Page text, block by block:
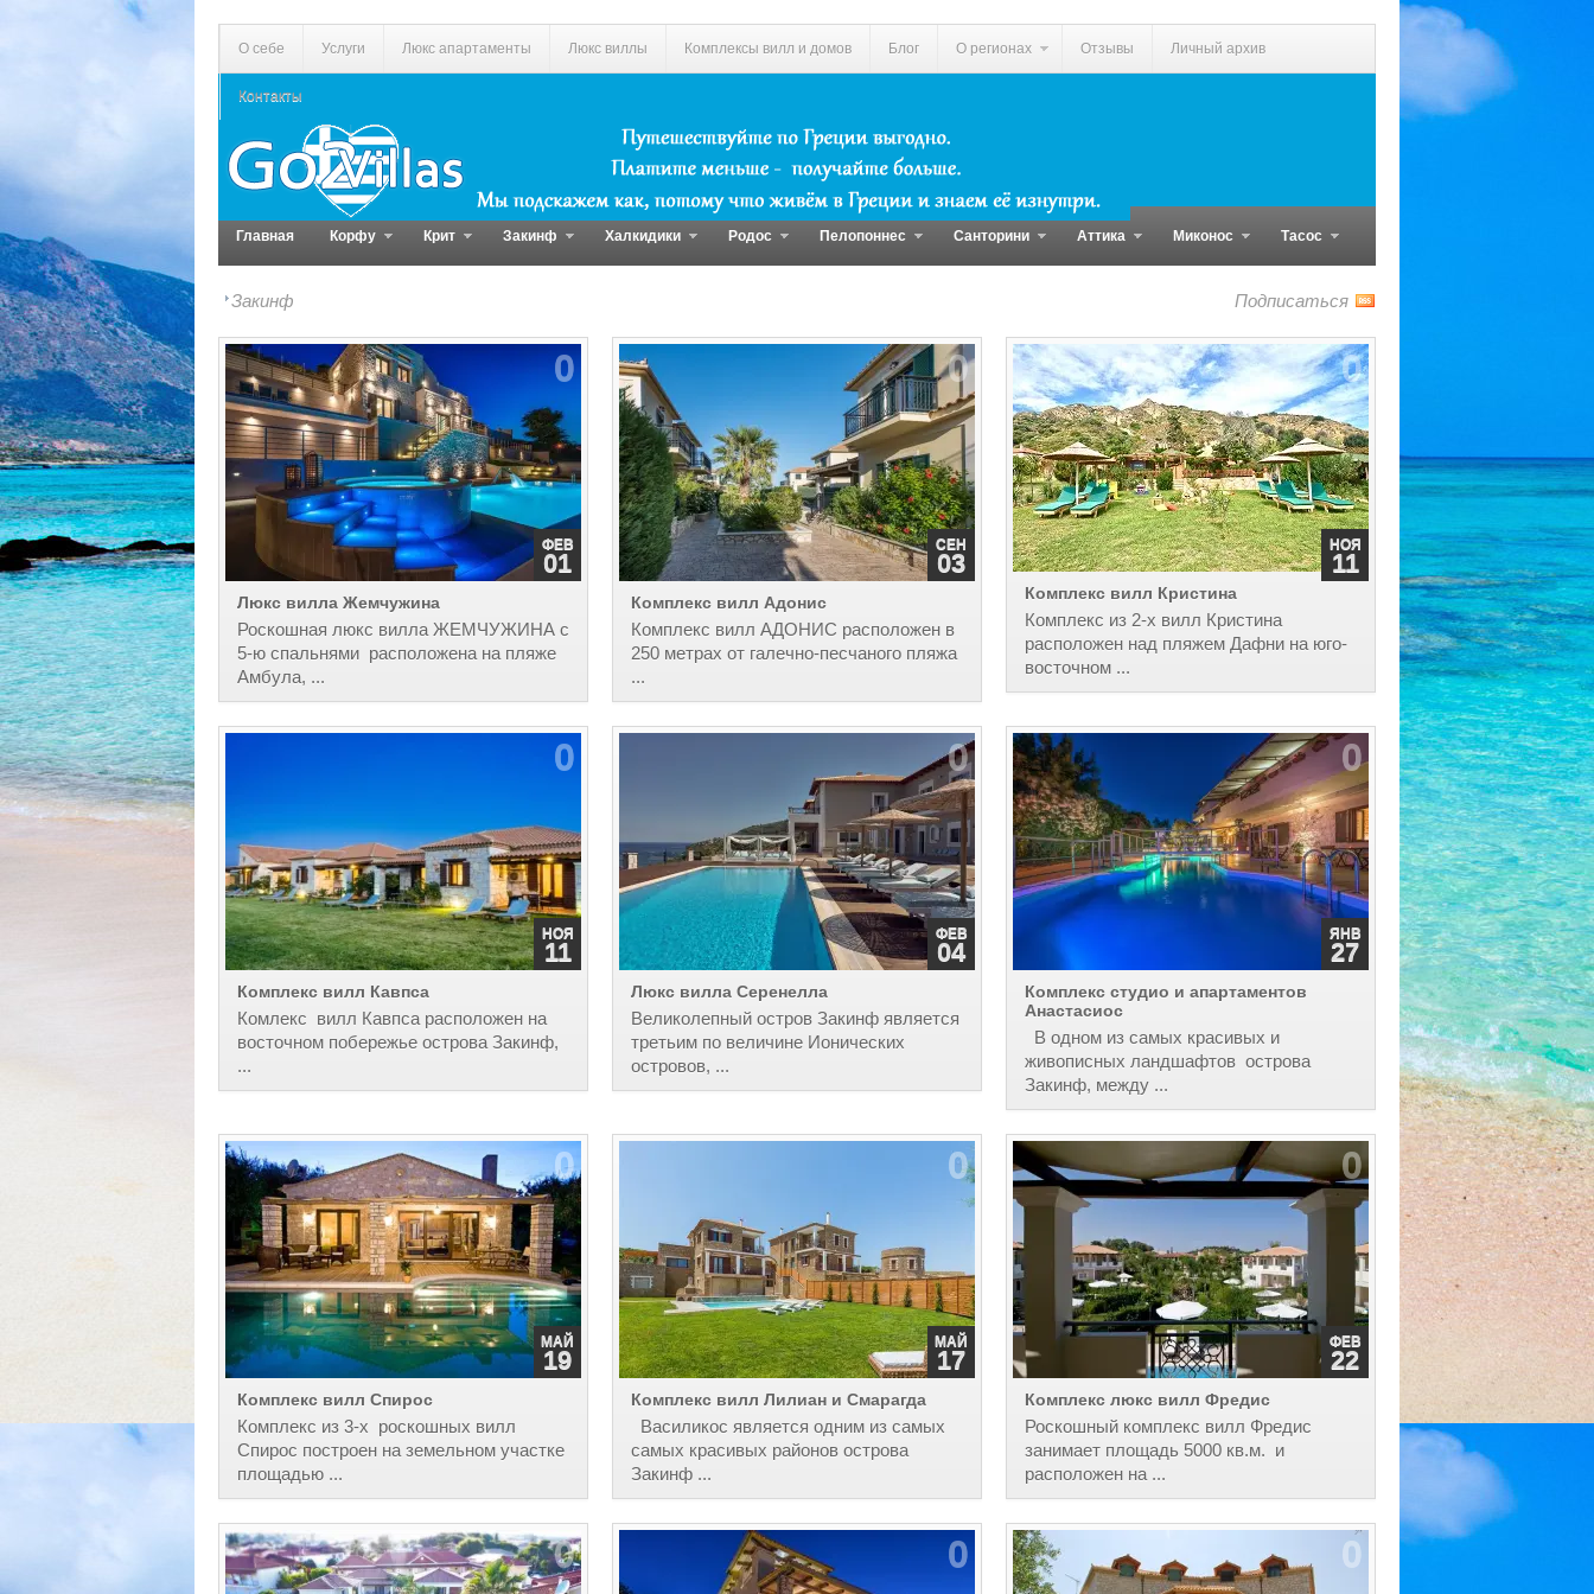
О себе Услуги Люкс апартаменты Люкс виллы Комплексы вилл и домов Блог О регионах Отзывы Личный архив
Контакты
Главная Корфу Крит Закинф Халкидики Родос Пелопоннес Санторини Аттика Миконос Тасос
Закинф Подписаться
0
ФЕВ
01
Люкс вилла Жемчужина
Роскошная люкс вилла ЖЕМЧУЖИНА с
5-ю спальнями расположена на пляже
Амбула, ...
0
СЕН
03
Комплекс вилл Адонис
Комплекс вилл АДОНИС расположен в
250 метрах от галечно-песчаного пляжа
...
0
НОЯ
11
Комплекс вилл Кристина
Комплекс из 2-х вилл Кристина
расположен над пляжем Дафни на юго-
восточном ...
0
НОЯ
11
Комплекс вилл Кавпса
Комлекс вилл Кавпса расположен на
восточном побережье острова Закинф,
...
0
ФЕВ
04
Люкс вилла Серенелла
Великолепный остров Закинф является
третьим по величине Ионических
островов, ...
0
ЯНВ
27
Комплекс студио и апартаментов
Анастасиос
В одном из самых красивых и
живописных ландшафтов острова
Закинф, между ...
0
МАЙ
19
Комплекс вилл Спирос
Комплекс из 3-х роскошных вилл
Спирос построен на земельном участке
площадью ...
0
МАЙ
17
Комплекс вилл Лилиан и Смарагда
Василикос является одним из самых
самых красивых районов острова
Закинф ...
0
ФЕВ
22
Комплекс люкс вилл Фредис
Роскошный комплекс вилл Фредис
занимает площадь 5000 кв.м. и
расположен на ...
0 0 0